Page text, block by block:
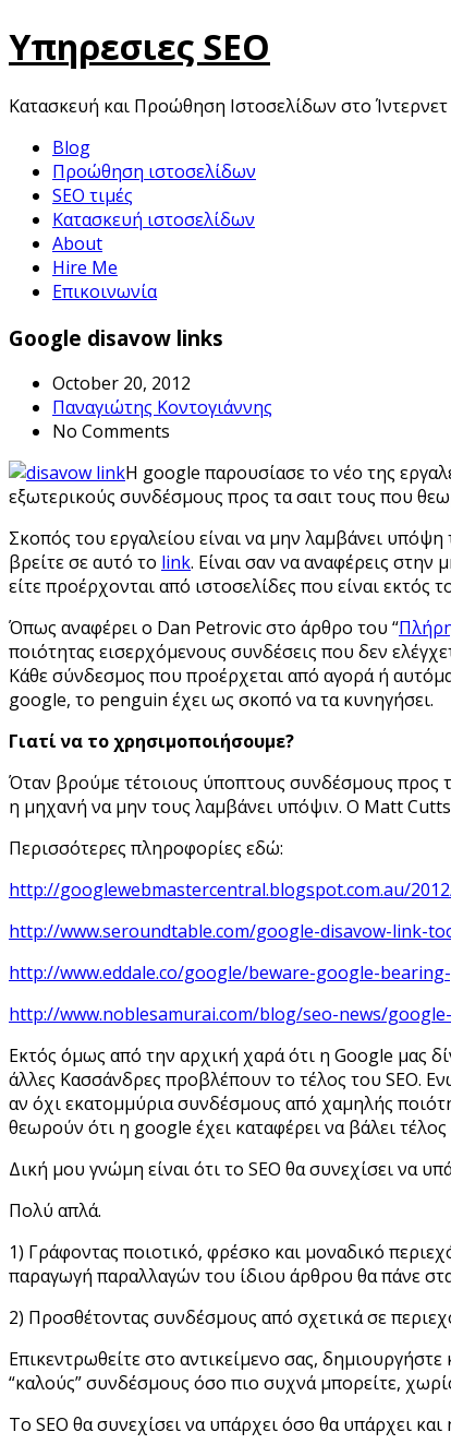
Skip
to
Υπηρεσιες SEO
Κατασκευή και Προώθηση Ιστοσελίδων στο
Blog
Προώθηση ιστοσελίδων
SEO τιμές
Κατασκευή ιστοσελίδων
About
Hire Me
Επικοινωνία
Google disavow links
October 20, 2012
Παναγιώτης Κοντογιάννης
No Comments
Η google παρουσίασε το νέο της
εξωτερικούς συνδέσμους προς τα σαιτ τους που
Σκοπός του εργαλείου είναι να μην λαμβάνει
βρείτε σε αυτό το link. Είναι σαν να αναφέρεις στην
είτε προέρχονται από ιστοσελίδες που είναι εκτός
Όπως αναφέρει ο Dan Petrovic στο άρθρο του “
ποιότητας εισερχόμενους συνδέσεις που δεν
Κάθε σύνδεσμος που προέρχεται από αγορά ή
google, το penguin έχει ως σκοπό να τα κυνηγήσει.
Γιατί να το χρησιμοποιήσουμε?
Όταν βρούμε τέτοιους ύποπτους συνδέσμους προς
η μηχανή να μην τους λαμβάνει υπόψιν. Ο Matt
Περισσότερες πληροφορίες εδώ:
http://googlewebmastercentral.blogspot.com.au/
http://www.seroundtable.com/google-disavow-link-
http://www.eddale.co/google/beware-google-
http://www.noblesamurai.com/blog/seo-news/
Εκτός όμως από την αρχική χαρά ότι η Google μας
άλλες Κασσάνδρες προβλέπουν το τέλος του SEO.
αν όχι εκατομμύρια συνδέσμους από χαμηλής
θεωρούν ότι η google έχει καταφέρει να βάλει τέλος
Δική μου γνώμη είναι ότι το SEO θα συνεχίσει να
Πολύ απλά.
1) Γράφοντας ποιοτικό, φρέσκο και μοναδικό
παραγωγή παραλλαγών του ίδιου άρθρου θα πάνε
2) Προσθέτοντας συνδέσμους από σχετικά σε
Επικεντρωθείτε στο αντικείμενο σας, δημιουργήστε
“καλούς” συνδέσμους όσο πιο συχνά μπορείτε,
Το SEO θα συνεχίσει να υπάρχει όσο θα υπάρχει